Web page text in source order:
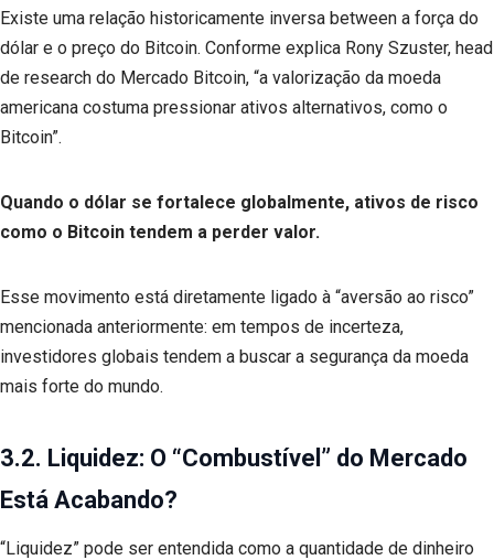
Existe uma relação historicamente inversa between a força do
dólar e o preço do Bitcoin. Conforme explica Rony Szuster, head
de research do Mercado Bitcoin, “a valorização da moeda
americana costuma pressionar ativos alternativos, como o
Bitcoin”.
Quando o dólar se fortalece globalmente, ativos de risco
como o Bitcoin tendem a perder valor.
Esse movimento está diretamente ligado à “aversão ao risco”
mencionada anteriormente: em tempos de incerteza,
investidores globais tendem a buscar a segurança da moeda
mais forte do mundo.
3.2. Liquidez: O “Combustível” do Mercado
Está Acabando?
“Liquidez” pode ser entendida como a quantidade de dinheiro